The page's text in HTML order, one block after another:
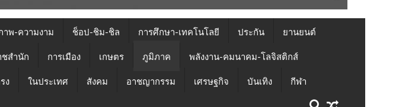
าพ-ความงาม ช็อป-ชิม-ชิล การศึกษา-เทคโนโลยี ประกัน ยานยนต์
ชสำนัก การเมือง เกษตร ภูมิภาค พลังงาน-คมนาคม-โลจิสติกส์
ง ในประเทศ สังคม อาชญากรรม เศรษฐกิจ บันเทิง กีฬา